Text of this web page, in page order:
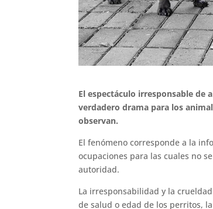
El espectáculo irresponsable de
verdadero drama para los
observan.
El fenómeno corresponde a la
ocupaciones para las cuales no
autoridad.
La irresponsabilidad y la
de salud o edad de los perritos,